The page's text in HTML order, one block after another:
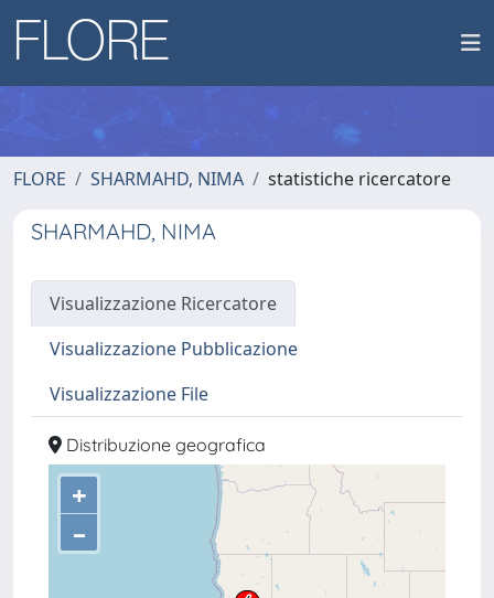
FLORE SHARMAHD, NIMA statistiche ricercatore
SHARMAHD, NIMA
Visualizzazione Ricercatore
Visualizzazione Pubblicazione
Visualizzazione File
Distribuzione geografica
+
–